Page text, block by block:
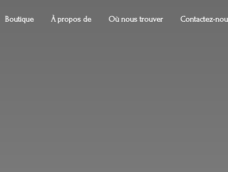
Boutique À propos de Où nous trouver Contactez-